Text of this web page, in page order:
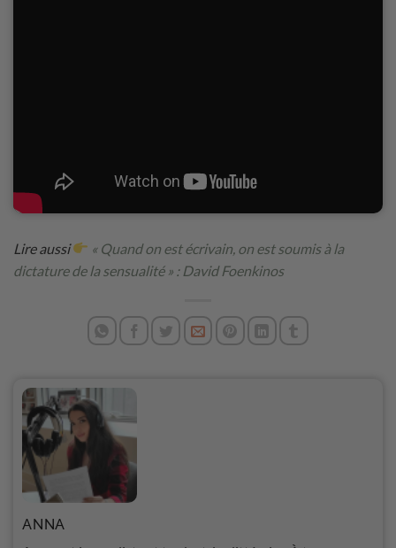
Lire aussi
« Quand on est écrivain, on est soumis à la
dictature de la sensualité » : David Foenkinos
ANNA